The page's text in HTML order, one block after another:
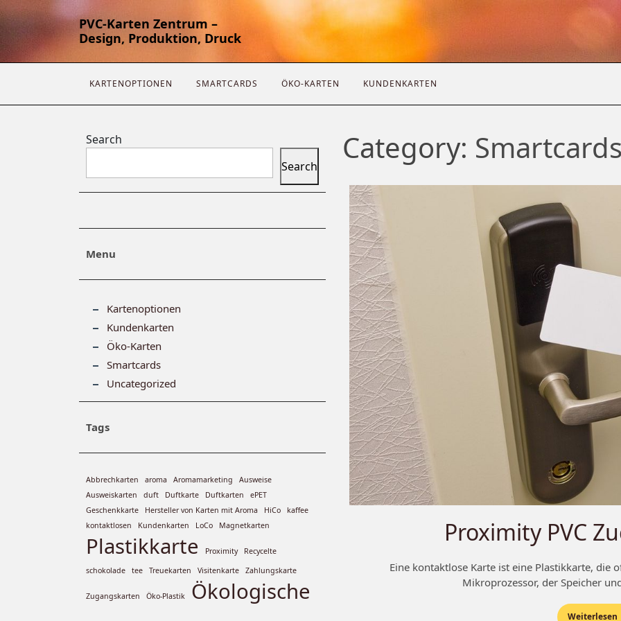
PVC-Karten Zentrum –
Design, Produktion, Druck
KARTENOPTIONEN SMARTCARDS ÖKO-KARTEN KUNDENKARTEN
Search
Search
Menu
Kartenoptionen
Kundenkarten
Öko-Karten
Smartcards
Uncategorized
Tags
Abbrechkarten aroma Aromamarketing
Ausweise
Ausweiskarten
duft Duftkarte Duftkarten
ePET
Geschenkkarte
Hersteller von Karten mit Aroma HiCo
kaffee
kontaktlosen
Kundenkarten LoCo Magnetkarten
Plastikkarte Proximity
Recycelte
schokolade
tee Treuekarten Visitenkarte Zahlungskarte
Zugangskarten Öko-Plastik Ökologische
Category:
Proximity PVC
Eine kontaktlose Karte ist eine Plastikkarte, die
Mikroprozessor, der Speicher
Weiterlesen